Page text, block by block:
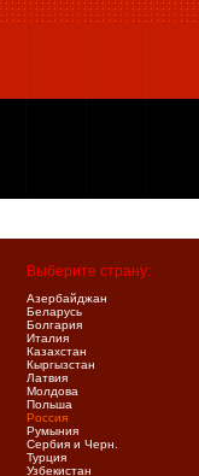
Выберите страну:
Азербайджан
Беларусь
Болгария
Италия
Казахстан
Кыргызстан
Латвия
Молдова
Польша
Россия
Румыния
Сербия и Черн.
Турция
Узбекистан